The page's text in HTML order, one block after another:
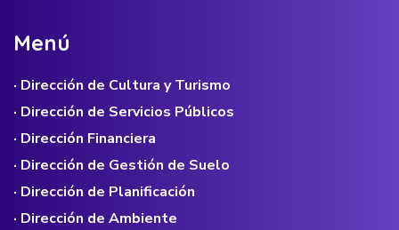
Menú
· Dirección de Cultura y Turismo
· Dirección de Servicios Públicos
· Dirección Financiera
· Dirección de Gestión de Suelo
· Dirección de Planificación
· Dirección de Ambiente